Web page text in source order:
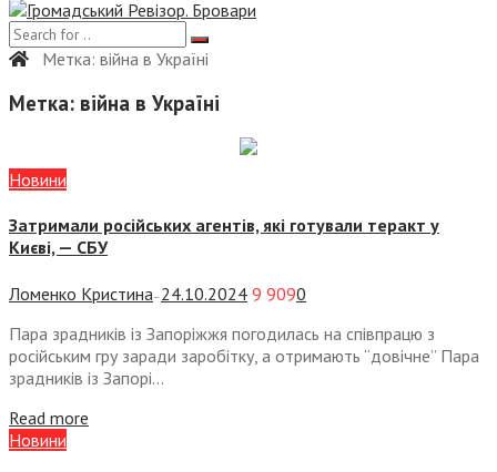
Метка: війна в Україні
Метка: війна в Україні
Новини
Затримали російських агентів, які готували теракт у
Києві, — СБУ
Ломенко Кристина — 24.10.2024 9 9090
Пара зрадників із Запоріжжя погодилась на співпрацю з
російським гру заради заробітку, а отримають “довічне” Пара
зрадників із Запорі...
Read more
Новини